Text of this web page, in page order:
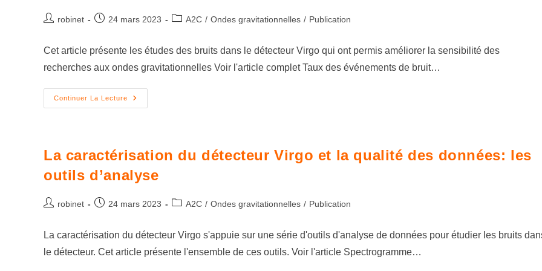
robinet 24 mars 2023 A2C / Ondes gravitationnelles / Publication
Cet article présente les études des bruits dans le détecteur Virgo qui ont permis améliorer la sensibilité des
recherches aux ondes gravitationnelles Voir l'article complet Taux des événements de bruit…
Continuer La Lecture
La caractérisation du détecteur Virgo et la qualité des données: les
outils d’analyse
robinet 24 mars 2023 A2C / Ondes gravitationnelles / Publication
La caractérisation du détecteur Virgo s'appuie sur une série d'outils d'analyse de données pour étudier les bruits
le détecteur. Cet article présente l'ensemble de ces outils. Voir l'article Spectrogramme…